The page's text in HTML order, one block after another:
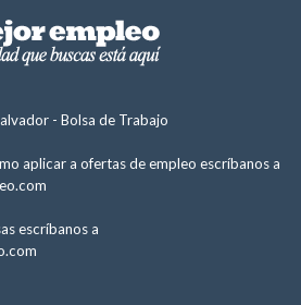
- Bolsa de Trabajo
aplicar a ofertas de empleo escríbanos a
escríbanos a